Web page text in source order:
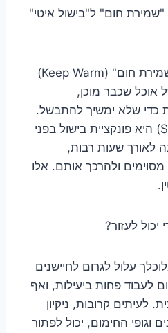
חום" ל"בישול איטי"
הבדל מהותי! "שמירת חום" (Keep Warm)
אוכל שכבר מוכן,
כדי שלא ימשיך להתבשל.
"בישול איטי" (Slow Cook) היא פונקציית בישול בפני
לאורך שעות רבות,
ולהרכך אותם. אלו
יכול לעזור?
עלול לגרום לחיישנים
לעבוד פחות ביעילות, ואף
לעיתים קרובות, ניקיון
וגופי החימום, יכול לפתור